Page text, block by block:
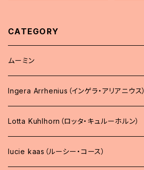
CATEGORY
ムーミン
Ingera Arrhenius（インゲラ・アリアニウス）
Lotta Kuhlhorn（ロッタ・キュルーホルン）
lucie kaas（ルーシー・コース）